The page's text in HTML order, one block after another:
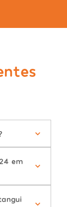
em